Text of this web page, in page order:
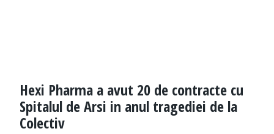
Hexi Pharma a avut 20 de contracte cu
Spitalul de Arsi in anul tragediei de la
Colectiv